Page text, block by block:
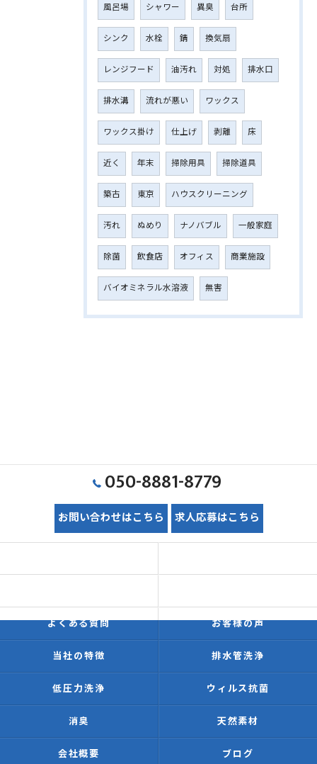
風呂場 シャワー 異臭 台所
シンク 水栓 錆 換気扇
レンジフード 油汚れ 対処 排水口
排水溝 流れが悪い ワックス
ワックス掛け 仕上げ 剥離 床
近く 年末 掃除用具 掃除道具
築古 東京 ハウスクリーニング
汚れ ぬめり ナノバブル 一般家庭
除菌 飲食店 オフィス 商業施設
バイオミネラル水溶液 無害
050-8881-8779
お問い合わせはこちら 求人応募はこちら
よくある質問 お客様の声
当社の特徴 排水管洗浄
低圧力洗浄 ウィルス抗菌
消臭 天然素材
会社概要 ブログ